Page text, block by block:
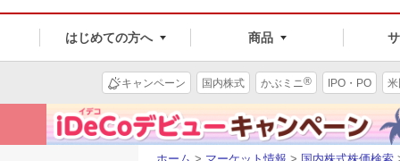
はじめての方へ 商品
キャンペーン 国内株式 かぶミニ® IPO・PO